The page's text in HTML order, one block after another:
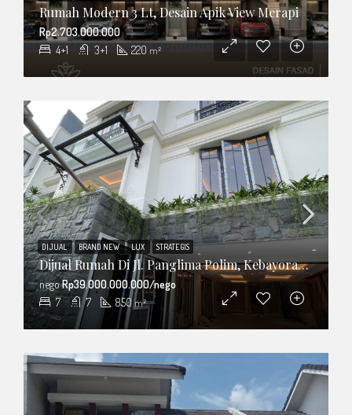
Rumah Modern 3 Lt, Desain Apik View Merapi
4+1 3+1 220 m²
Rp2.703.000.000
Dijual Rumah Di Jl. Panglima Polim, Kebayoran Baru, Jakarta Selatan
7 7 850 m²
negoRp39.000.000.000/nego
DIJUAL BRAND NEW LUX STRATEGIS